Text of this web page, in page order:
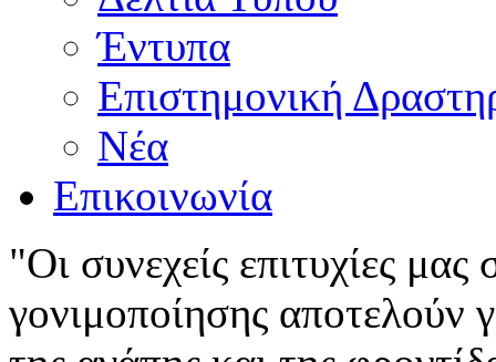
Έντυπα
Επιστημονική
Νέα
Επικοινωνία
"Οι συνεχείς επιτυχίες
γονιμοποίησης αποτελούν